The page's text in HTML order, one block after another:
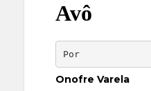
Avô
Por
Onofre Varela